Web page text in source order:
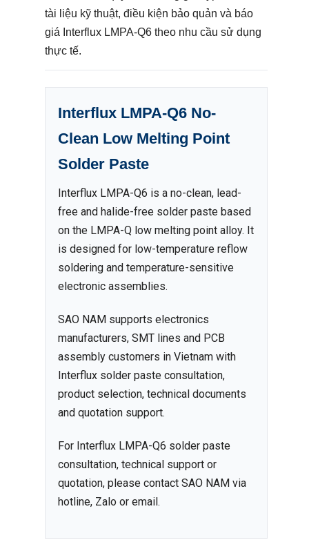
tài liệu kỹ thuật, điều kiện bảo quản và báo
giá Interflux LMPA-Q6 theo nhu cầu sử dụng
thực tế.
Interflux LMPA-Q6 No-
Clean Low Melting Point
Solder Paste
Interflux LMPA-Q6 is a no-clean, lead-
free and halide-free solder paste based
on the LMPA-Q low melting point alloy. It
is designed for low-temperature reflow
soldering and temperature-sensitive
electronic assemblies.
SAO NAM supports electronics
manufacturers, SMT lines and PCB
assembly customers in Vietnam with
Interflux solder paste consultation,
product selection, technical documents
and quotation support.
For Interflux LMPA-Q6 solder paste
consultation, technical support or
quotation, please contact SAO NAM via
hotline, Zalo or email.